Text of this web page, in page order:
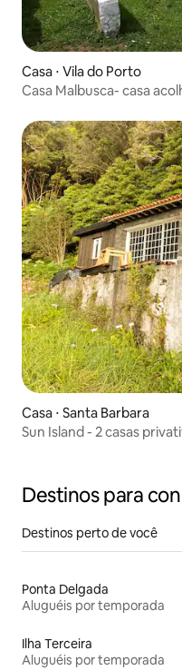
Casa ⋅ Vila do Porto
Casa
Casa ⋅ Santa Barbara
Sun Island - 2 casas
Destinos para
Destinos perto de você
Ponta Delgada
Aluguéis por temporada
Ilha Terceira
Aluguéis por temporada